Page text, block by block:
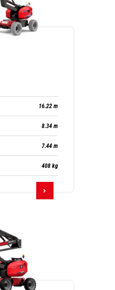
16.22 m
8.34 m
7.44 m
408 kg